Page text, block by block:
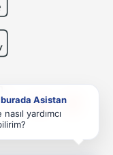
Asistan
nasıl yardımcı